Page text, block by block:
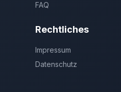
FAQ
Rechtliches
Impressum
Datenschutz